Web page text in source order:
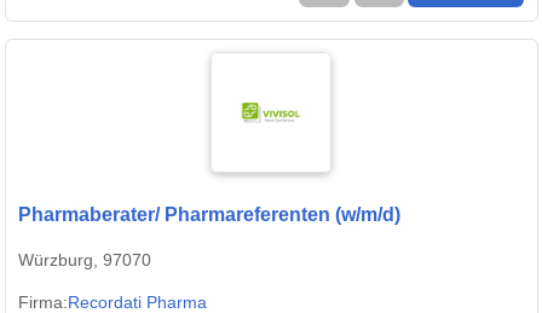
Pharmaberater/ Pharmareferenten (w/m/d)
Würzburg, 97070
Firma:Recordati Pharma